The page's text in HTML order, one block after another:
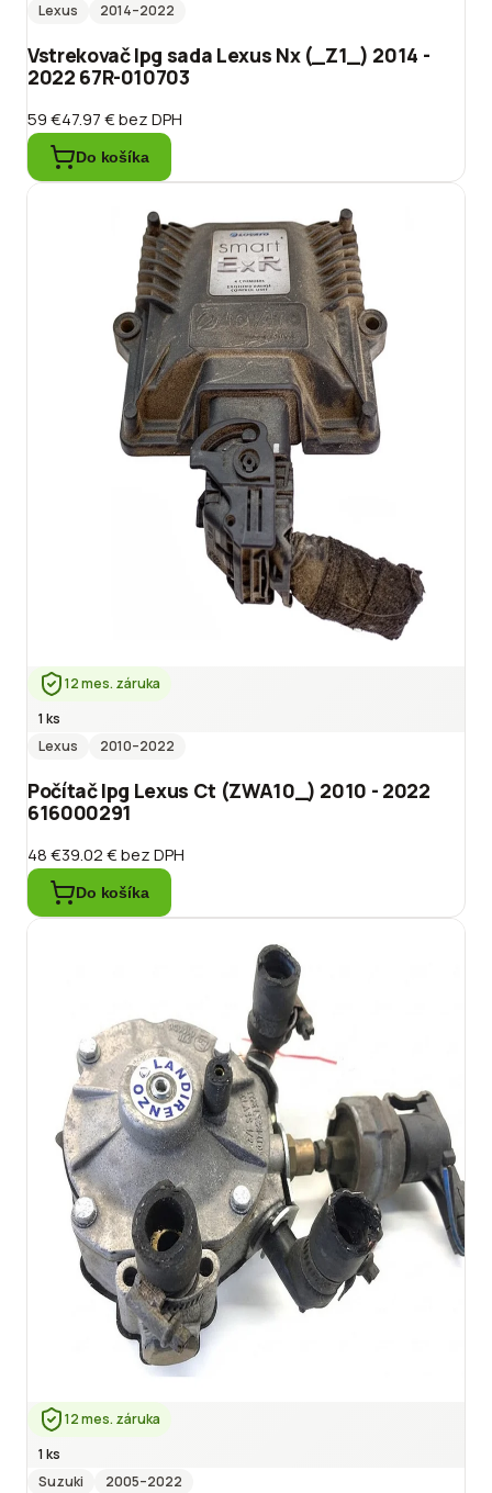
Lexus
2014–2022
Vstrekovač lpg sada Lexus Nx (_Z1_) 2014 -
2022 67R-010703
59 €47.97 €bez DPH
Do košíka
12 mes. záruka
1 ks
Lexus
2010–2022
Počítač lpg Lexus Ct (ZWA10_) 2010 - 2022
616000291
48 €39.02 €bez DPH
Do košíka
12 mes. záruka
1 ks
Suzuki
2005–2022